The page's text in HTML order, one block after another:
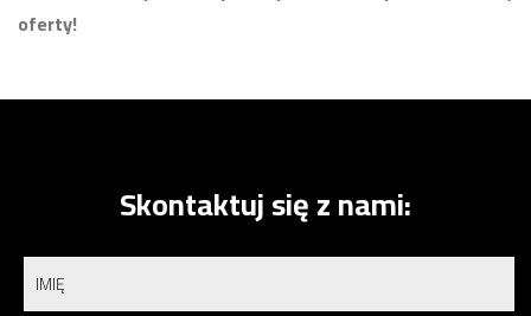
oferty!
Skontaktuj się z nami: